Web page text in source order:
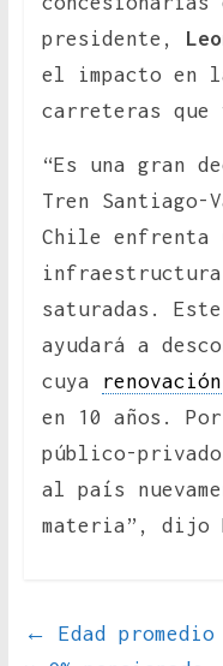
presidente,
el impacto en
carreteras
“Es una gran
Tren Santiago-
Chile enfrenta
saturadas.
ayudará a
cuya
renovación
en 10 años.
público-
al país
materia”, dijo
←
Edad